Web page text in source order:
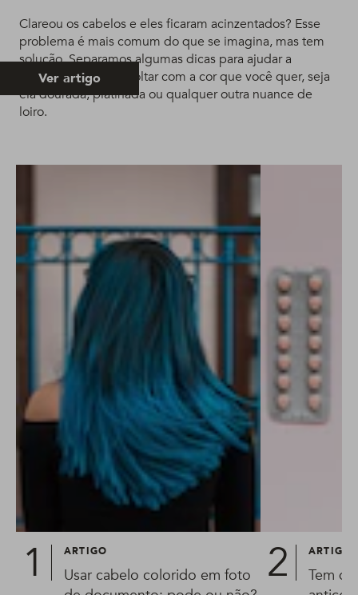
Clareou os cabelos e eles ficaram acinzentados? Esse
problema é mais comum do que se imagina, mas tem
solução. Separamos algumas dicas para ajudar a
neutralizar o tom e voltar com a cor que você quer, seja
ela dourada, platinada ou qualquer outra nuance de
loiro.
Ver artigo
ARTIGO
Usar cabelo colorido em foto
ARTIGO
Tem